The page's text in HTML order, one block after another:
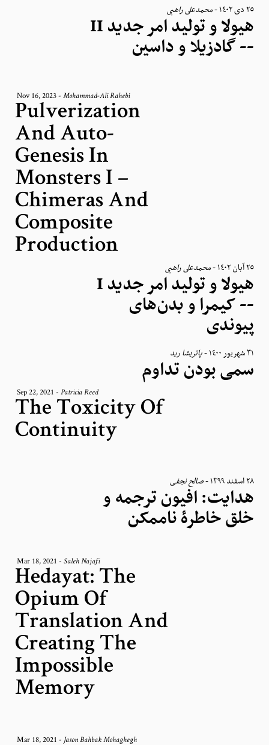
٢٥ دی ١٤٠٢ -محمدعلی راهبی
هیولا و تولید امر جدید II
-- گادزیلا و داسین
Nov 16, 2023- Mohammad-Ali Rahebi
Pulverization
And Auto-
Genesis In
Monsters I –
Chimeras And
Composite
Production
٢٥ آبان ١٤٠٢ -محمدعلی راهبی
هیولا و تولید امر جدید I
-- کیمرا و بدن‌های
پیوندی
٣١ شهریور ١٤٠٠ -پاتریشا رید
سمی‌ بودن تداوم
Sep 22, 2021 - Patricia Reed
The Toxicity Of
Continuity
٢٨ اسفند ١٣٩٩ -صالح نجفی
هدایت: افیون ترجمه و
خلق خاطرۀ ناممکن
Mar 18, 2021 - Saleh Najafi
Hedayat: The
Opium Of
Translation And
Creating The
Impossible
Memory
Mar 18, 2021 - Jason Bahbak Mohaghegh